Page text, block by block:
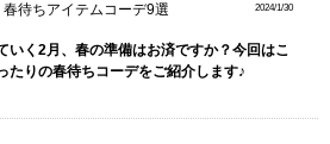
2024/1/30
いく2月、春の準備はお済ですか？今回はこ
たりの春待ちコーデをご紹介します♪